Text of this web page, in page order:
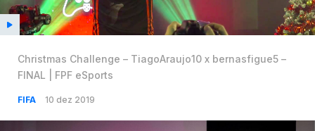
Christmas Challenge – TiagoAraujo10 x bernasfigue5 –
FINAL | FPF eSports
FIFA 10 dez 2019